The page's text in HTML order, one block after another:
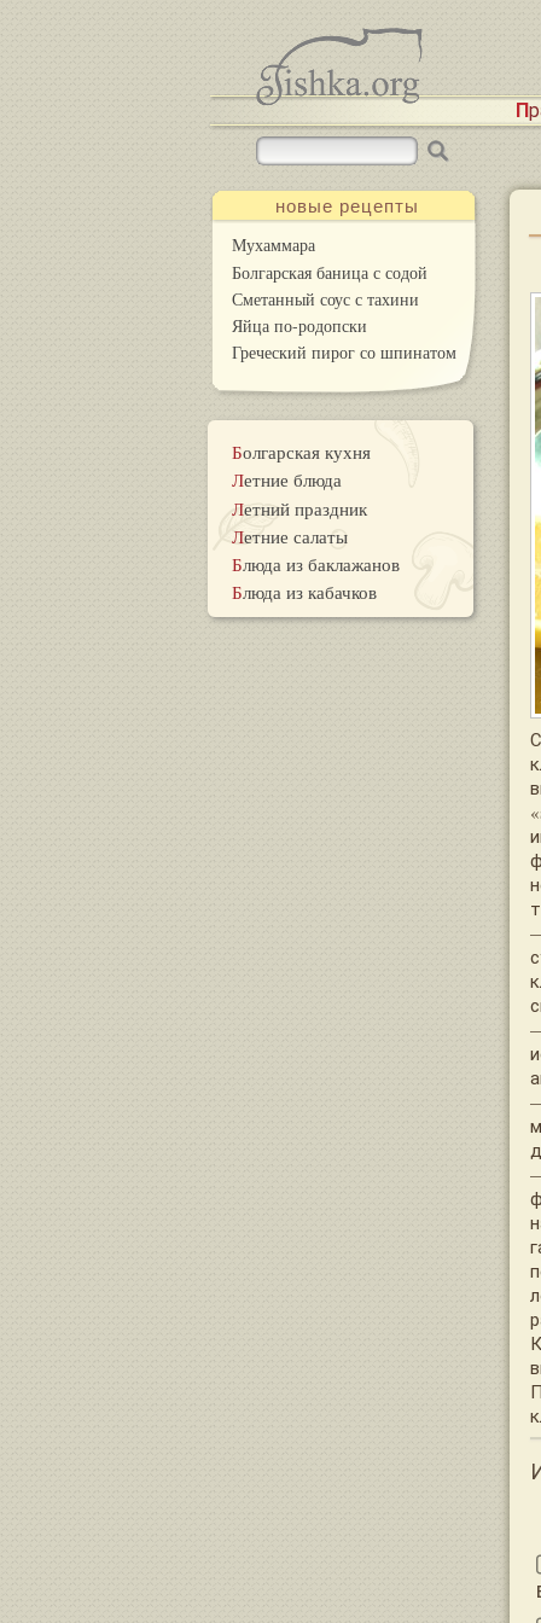
новые рецепты
Мухаммара
Болгарская баница с содой
Сметанный соус с тахини
Яйца по-родопски
Греческий пирог со шпинатом
Болгарская кухня
Летние блюда
Летний праздник
Летние салаты
Блюда из баклажанов
Блюда из кабачков